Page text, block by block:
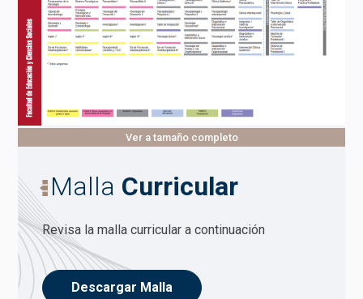
Malla Curricular
Revisa la malla curricular a continuación
Descargar Malla
Ver a tamaño completo